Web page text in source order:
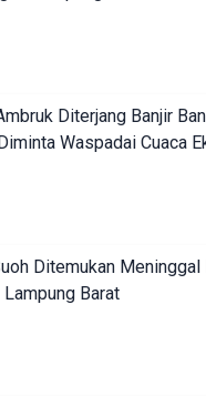
Diterjang Banjir
Waspadai Cuaca
Ditemukan
Lampung Barat